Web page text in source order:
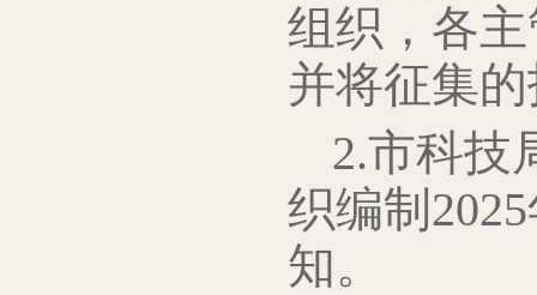
组织，各
并将征集
2.市科技
织编制
知。